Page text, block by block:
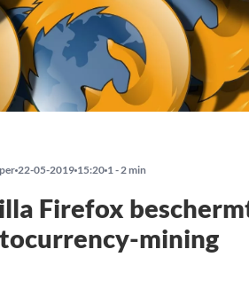
22-05-2019 15:20 1 - 2 min
Firefox
mining